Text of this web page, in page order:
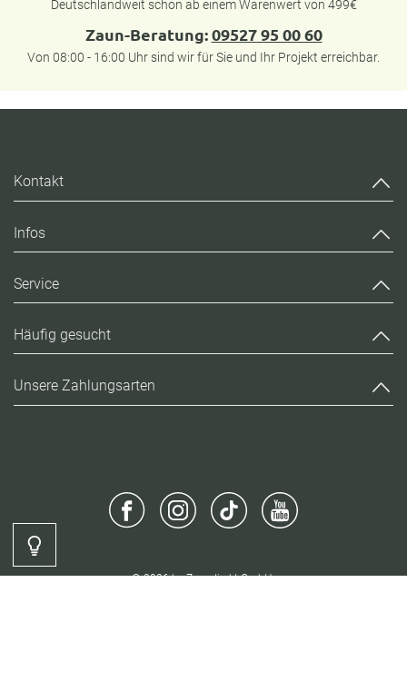
Deutschlandweit schon ab einem Warenwert von 499€
Zaun-Beratung:09527 95 00 60
Von 08:00 - 16:00 Uhr sind wir für Sie und Ihr Projekt erreichbar.
Kontakt
Infos
Service
Häufig gesucht
Unsere Zahlungsarten
© 2026 by Zaundirekt GmbH